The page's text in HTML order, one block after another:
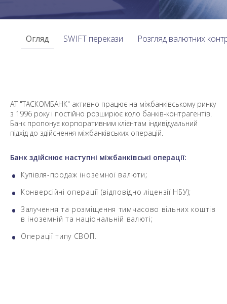
Огляд SWIFT перекази Розгляд валютних
АТ "ТАСКОМБАНК" активно працює на міжбанківському ринку
з 1996 року і постійно розширює коло банків-контрагентів.
Банк пропонує корпоративним клієнтам індивідуальний
підхід до здійснення міжбанківських операцій.
Банк здійснює наступні міжбанківські операції:
Купівля-продаж іноземної валюти;
Конверсійні операції (відповідно ліцензії НБУ);
Залучення та розміщення тимчасово вільних коштів
в іноземній та національній валюті;
Операції типу СВОП.